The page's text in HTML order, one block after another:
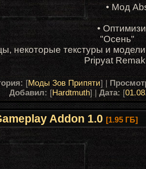
• Мод
•
"Осень"
некоторые текстуры и
Pripyat
[Моды Зов Припяти] |
Добавил: [Hardtmuth] | Дата: [
Addon 1.0 [1.95 ГБ]